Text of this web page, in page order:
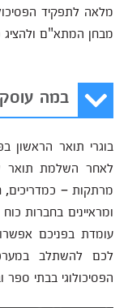
מלאה לתפקיד
מבחן המתא"ם ולהציג
במה
בוגרי תואר הראשון
לאחר השלמת תואר
מרתקות – כמדריכים,
ומראיינים בחברות
עומדת בפניכם
לכם להשתלב
הפסיכולוגי בבתי ספר